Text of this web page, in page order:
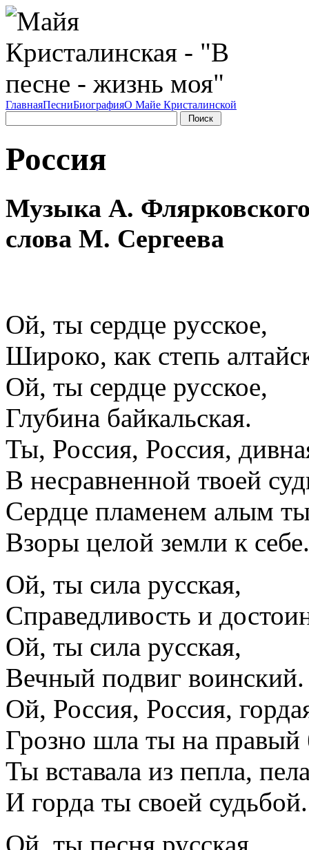
ГлавнаяПесниБиографияО Майе Кристалинской
Россия
Музыка А.
слова М. Сергеева
Ой, ты сердце русское,
Широко, как степь
Ой, ты сердце русское,
Глубина байкальская.
Ты, Россия, Россия,
В несравненной твоей
Сердце пламенем алым
Взоры целой земли к себе.
Ой, ты сила русская,
Справедливость и
Ой, ты сила русская,
Вечный подвиг воинский.
Ой, Россия, Россия,
Грозно шла ты на правый
Ты вставала из пепла,
И горда ты своей судьбой.
Ой, ты песня русская,